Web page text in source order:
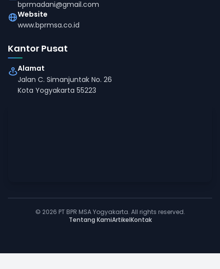
bprmadani@gmail.com
Website
www.bprmsa.co.id
Kantor Pusat
Alamat
Jalan C. Simanjuntak No. 26
Kota Yogyakarta 55223
© 2026 PT BPR MSA Yogyakarta. All rights reserved.
Tentang KamiArtikelKontak